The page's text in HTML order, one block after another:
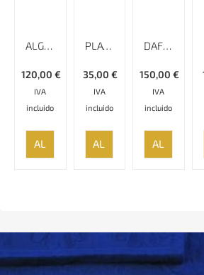
€
120,00
IVA
incluido
AL
CARRITO
PLATO ESMALTADO LISO MINAKARI
€
35,00
IVA
incluido
AL
CARRITO
€
150,00
IVA
incluido
AL
CARRITO